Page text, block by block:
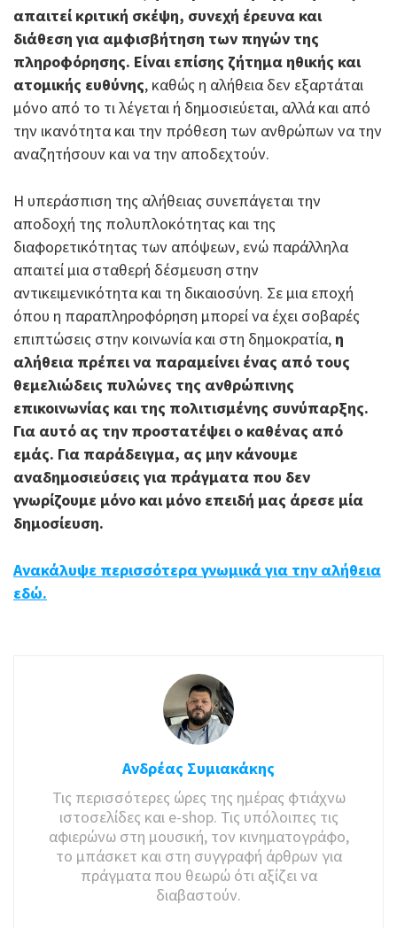
απαιτεί κριτική σκέψη, συνεχή έρευνα και
διάθεση για αμφισβήτηση των πηγών της
πληροφόρησης. Είναι επίσης ζήτημα ηθικής και
ατομικής ευθύνης, καθώς η αλήθεια δεν εξαρτάται
μόνο από το τι λέγεται ή δημοσιεύεται, αλλά και από
την ικανότητα και την πρόθεση των ανθρώπων να την
αναζητήσουν και να την αποδεχτούν.
Η υπεράσπιση της αλήθειας συνεπάγεται την
αποδοχή της πολυπλοκότητας και της
διαφορετικότητας των απόψεων, ενώ παράλληλα
απαιτεί μια σταθερή δέσμευση στην
αντικειμενικότητα και τη δικαιοσύνη. Σε μια εποχή
όπου η παραπληροφόρηση μπορεί να έχει σοβαρές
επιπτώσεις στην κοινωνία και στη δημοκρατία,η
αλήθεια πρέπει να παραμείνει ένας από τους
θεμελιώδεις πυλώνες της ανθρώπινης
επικοινωνίας και της πολιτισμένης συνύπαρξης.
Για αυτό ας την προστατέψει ο καθένας από
εμάς. Για παράδειγμα, ας μην κάνουμε
αναδημοσιεύσεις για πράγματα που δεν
γνωρίζουμε μόνο και μόνο επειδή μας άρεσε μία
δημοσίευση.
Ανακάλυψε περισσότερα γνωμικά για την αλήθεια
εδώ.
Ανδρέας Συμιακάκης
Τις περισσότερες ώρες της ημέρας φτιάχνω
ιστοσελίδες και e-shop. Τις υπόλοιπες τις
αφιερώνω στη μουσική, τον κινηματογράφο,
το μπάσκετ και στη συγγραφή άρθρων για
πράγματα που θεωρώ ότι αξίζει να
διαβαστούν.